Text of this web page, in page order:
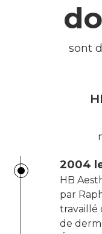
sont
2004
HB
par
travaillé
de